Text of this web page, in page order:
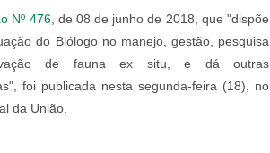
Nº 476, de 08 de junho de 2018, que "dispõe
do Biólogo no manejo, gestão, pesquisa
de fauna ex situ, e dá outras
foi publicada nesta segunda-feira (18), no
da União.